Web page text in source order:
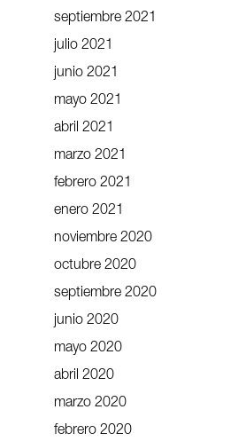
septiembre 2021
julio 2021
junio 2021
mayo 2021
abril 2021
marzo 2021
febrero 2021
enero 2021
noviembre 2020
octubre 2020
septiembre 2020
junio 2020
mayo 2020
abril 2020
marzo 2020
febrero 2020